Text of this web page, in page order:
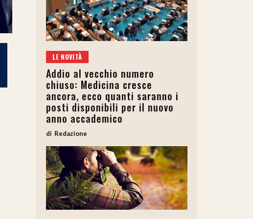
LE NOVITÀ
Addio al vecchio numero
chiuso: Medicina cresce
ancora, ecco quanti saranno i
posti disponibili per il nuovo
anno accademico
Redazione